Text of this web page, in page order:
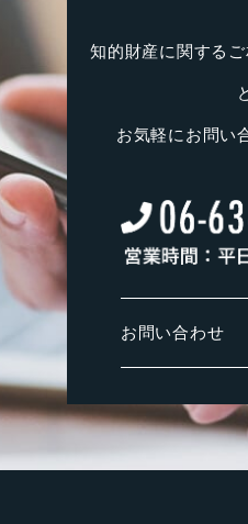
知的財産に関する
お気軽にお問い
お問い合わせ